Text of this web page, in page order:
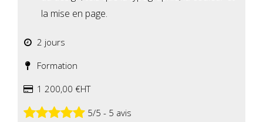
la mise en page.
2 jours
Formation
1 200,00 €HT
5/5 - 5 avis